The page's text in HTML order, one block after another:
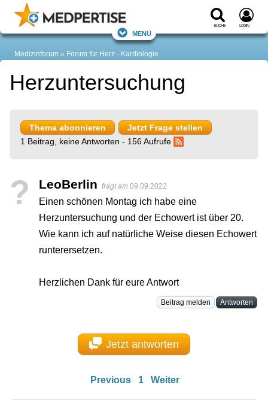
Suche Login
Menü
Medizinforum Forum für Herz - Kardiologie
Herzuntersuchung
Thema abonnieren
Jetzt Frage stellen
1 Beitrag, keine Antworten - 156 Aufrufe
? LeoBerlin fragt am 09.09.2022
Einen schönen Montag ich habe eine
Herzuntersuchung und der Echowert ist über 20.
Wie kann ich auf natürliche Weise diesen Echowert
runterersetzen.
Herzlichen Dank für eure Antwort
Beitrag melden Antworten
Jetzt antworten
Previous 1 Weiter